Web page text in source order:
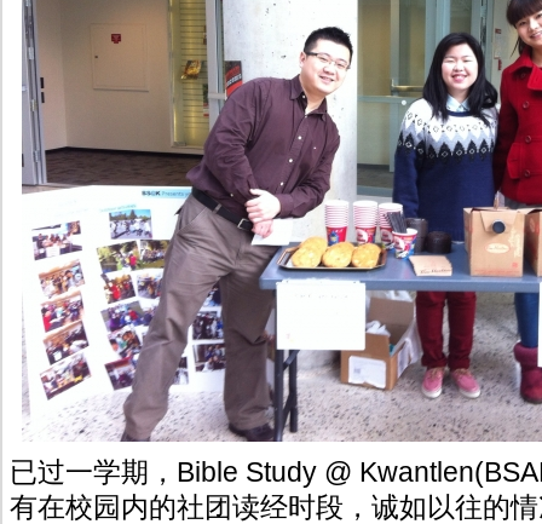
已过一学期，Bible Study @
有在校园内的社团读经时段，诚如以往的